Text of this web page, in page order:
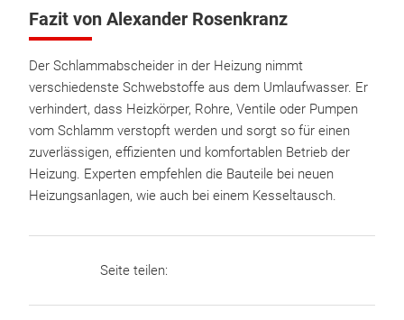
Fazit von Alexander Rosenkranz
Der Schlammabscheider in der Heizung nimmt
verschiedenste Schwebstoffe aus dem Umlaufwasser. Er
verhindert, dass Heizkörper, Rohre, Ventile oder Pumpen
vom Schlamm verstopft werden und sorgt so für einen
zuverlässigen, effizienten und komfortablen Betrieb der
Heizung. Experten empfehlen die Bauteile bei neuen
Heizungsanlagen, wie auch bei einem Kesseltausch.
Seite teilen: